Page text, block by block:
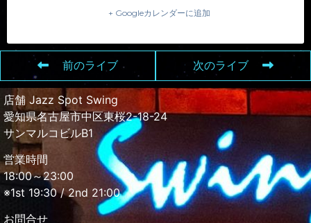
+ Googleカレンダーに追加
前のライブ 次のライブ
店舗 Jazz Spot Swing
愛知県名古屋市中区東桜2-18-24
サンマルコビルB1
営業時間
18:00～23:00
※1st 19:30 / 2nd 21:00
お問合せ